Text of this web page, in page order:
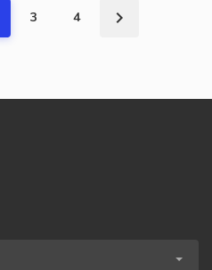
3 4